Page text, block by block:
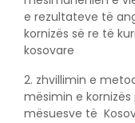
e rezultateve të
kornizës së re të
kosovare
2. zhvillimin e
mësimin e
mësuesve të